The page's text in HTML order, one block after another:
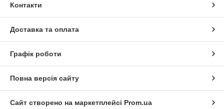
Контакти
Доставка та оплата
Графік роботи
Повна версія сайту
Сайт створено на маркетплейсі Prom.ua